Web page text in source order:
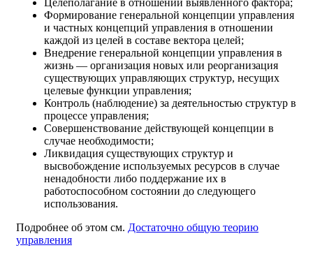
Целеполагание в отношении выявленного фактора;
Формирование генеральной концепции управления
и частных концепций управления в отношении
каждой из целей в составе вектора целей;
Внедрение генеральной концепции управления в
жизнь — организация новых или реорганизация
существующих управляющих структур, несущих
целевые функции управления;
Контроль (наблюдение) за деятельностью структур в
процессе управления;
Совершенствование действующей концепции в
случае необходимости;
Ликвидация существующих структур и
высвобождение используемых ресурсов в случае
ненадобности либо поддержание их в
работоспособном состоянии до следующего
использования.
Подробнее об этом см. Достаточно общую теорию
управления